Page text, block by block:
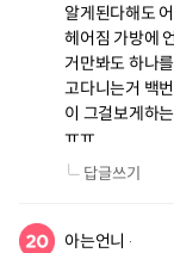
알게된다해도
헤어짐 가방에
거만봐도 하나
고다니는거 백
이 그걸보게하
ㅠㅠ
답글쓰기
아는언니